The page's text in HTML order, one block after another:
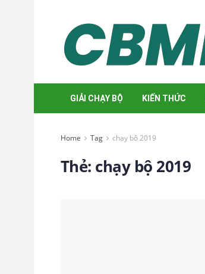
GIẢI CHẠY BỘ KIẾN THỨC
Home Tag chạy bộ 2019
Thẻ: chạy bộ 2019